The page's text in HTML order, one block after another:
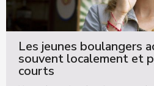
Les jeunes boulangers
souvent localement et
courts